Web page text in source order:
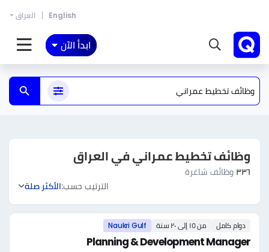
English العراق
ابدأ الآن
وظائف تخطيط عمراني في العراق
٣٣٦ وظائف شاغرة
الترتيب حسب:الأكثر صلة
دوام كامل من ١٥ إلى ٢٠ سنة Naukri Gulf
Planning & Development Manager